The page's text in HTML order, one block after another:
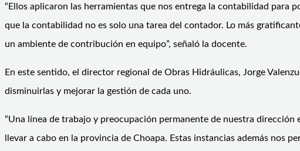
“Ellos aplicaron las herramientas que nos entrega la contabilidad para
que la contabilidad no es solo una tarea del contador. Lo más
un ambiente de contribución en equipo”, señaló la docente.
En este sentido, el director regional de Obras Hidráulicas, Jorge
disminuirlas y mejorar la gestión de cada uno.
“Una línea de trabajo y preocupación permanente de nuestra
llevar a cabo en la provincia de Choapa. Estas instancias además nos